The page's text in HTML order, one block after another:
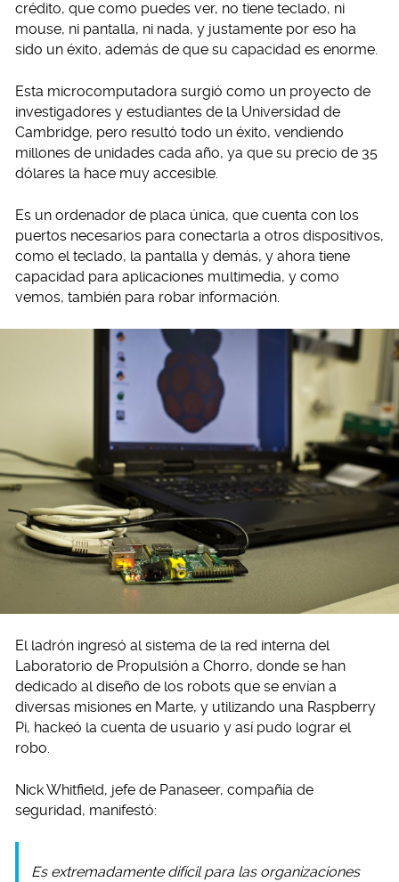
crédito, que como puedes ver, no tiene teclado, ni
mouse, ni pantalla, ni nada, y justamente por eso ha
sido un éxito, además de que su capacidad es enorme.
Esta microcomputadora surgió como un proyecto de
investigadores y estudiantes de la Universidad de
Cambridge, pero resultó todo un éxito, vendiendo
millones de unidades cada año, ya que su precio de 35
dólares la hace muy accesible.
Es un ordenador de placa única, que cuenta con los
puertos necesarios para conectarla a otros dispositivos,
como el teclado, la pantalla y demás, y ahora tiene
capacidad para aplicaciones multimedia, y como
vemos, también para robar información.
El ladrón ingresó al sistema de la red interna del
Laboratorio de Propulsión a Chorro, donde se han
dedicado al diseño de los robots que se envían a
diversas misiones en Marte, y utilizando una Raspberry
Pi, hackeó la cuenta de usuario y así pudo lograr el
robo.
Nick Whitfield, jefe de Panaseer, compañía de
seguridad, manifestó:
Es extremadamente difícil para las organizaciones